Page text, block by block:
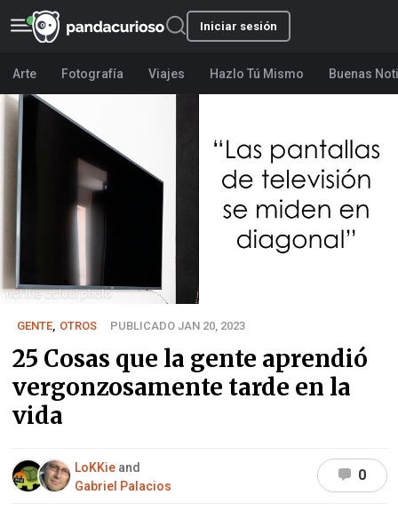
Iniciar sesión
Arte Fotografía Viajes Hazlo Tú Mismo Buenas
GENTE OTROS PUBLICADO JAN 20, 2023
25 Cosas que la gente aprendió
vergonzosamente tarde en la
vida
LoKKie and
Gabriel Palacios
0